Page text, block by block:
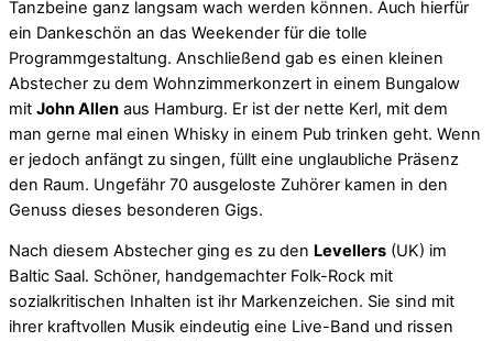
Tanzbeine ganz langsam wach werden können. Auch hierfür
ein Dankeschön an das Weekender für die tolle
Programmgestaltung. Anschließend gab es einen kleinen
Abstecher zu dem Wohnzimmerkonzert in einem Bungalow
mit John Allen aus Hamburg. Er ist der nette Kerl, mit dem
man gerne mal einen Whisky in einem Pub trinken geht. Wenn
er jedoch anfängt zu singen, füllt eine unglaubliche Präsenz
den Raum. Ungefähr 70 ausgeloste Zuhörer kamen in den
Genuss dieses besonderen Gigs.
Nach diesem Abstecher ging es zu den Levellers (UK) im
Baltic Saal. Schöner, handgemachter Folk-Rock mit
sozialkritischen Inhalten ist ihr Markenzeichen. Sie sind mit
ihrer kraftvollen Musik eindeutig eine Live-Band und rissen